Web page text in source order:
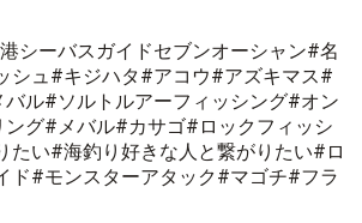
シーバスガイドセブンオーシャン#名
シュ#キジハタ#アコウ#アズキマス#
ル#ソルトルアーフィッシング#オン
グ#メバル#カサゴ#ロックフィッシ
たい#海釣り好きな人と繋がりたい#ロ
ド#モンスターアタック#マゴチ#フラ